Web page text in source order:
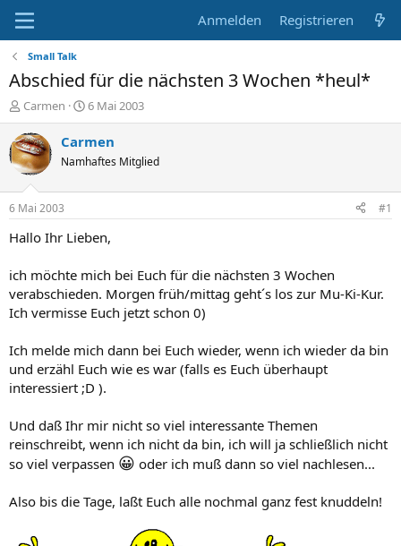
Anmelden Registrieren
Small Talk
Abschied für die nächsten 3 Wochen *heul*
E
r
s
t
e
l
e
r
Carmen
E
r
s
e
t
a
6 Mai 2003
Carmen
Namhaftes Mitglied
6 Mai 2003 #1
Hallo Ihr Lieben,
ich möchte mich bei Euch für die nächsten 3 Wochen
verabschieden. Morgen früh/mittag geht´s los zur Mu-Ki-Kur.
Ich vermisse Euch jetzt schon 0)
Ich melde mich dann bei Euch wieder, wenn ich wieder da bin
und erzähl Euch wie es war (falls es Euch überhaupt
interessiert ;D ).
Und daß Ihr mir nicht so viel interessante Themen
reinschreibt, wenn ich nicht da bin, ich will ja schließlich nicht
so viel verpassen 😀 oder ich muß dann so viel nachlesen...
Also bis die Tage, laßt Euch alle nochmal ganz fest knuddeln!